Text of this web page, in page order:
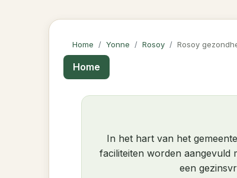
Home Yonne Rosoy Rosoy
Home
In het hart van het
faciliteiten worden aangevuld
een